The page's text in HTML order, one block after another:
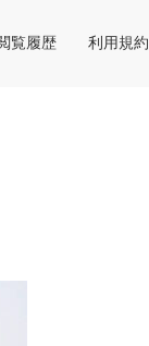
覧履歴 利用規約